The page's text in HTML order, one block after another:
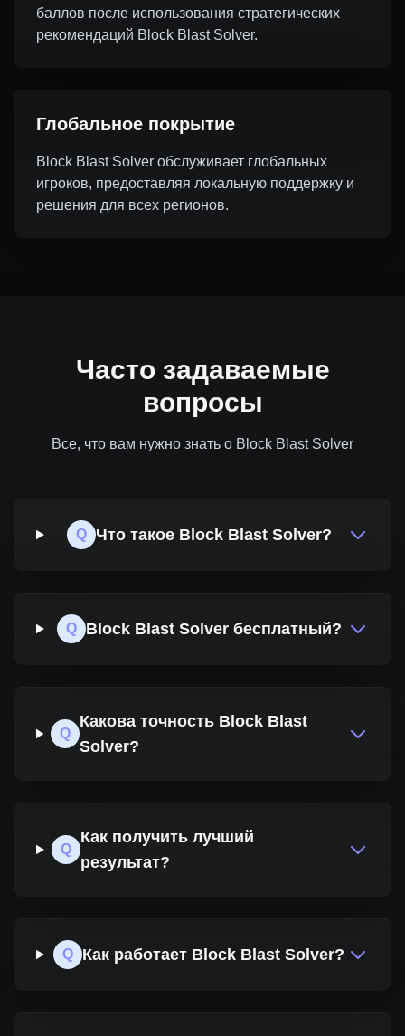
баллов после использования стратегических
рекомендаций Block Blast Solver.
Глобальное покрытие
Block Blast Solver обслуживает глобальных
игроков, предоставляя локальную поддержку и
решения для всех регионов.
Часто задаваемые
вопросы
Все, что вам нужно знать о Block Blast Solver
Q Что такое Block Blast Solver?
Q Block Blast Solver бесплатный?
Q
Какова точность Block Blast
Solver?
Q
Как получить лучший
результат?
Q Как работает Block Blast Solver?